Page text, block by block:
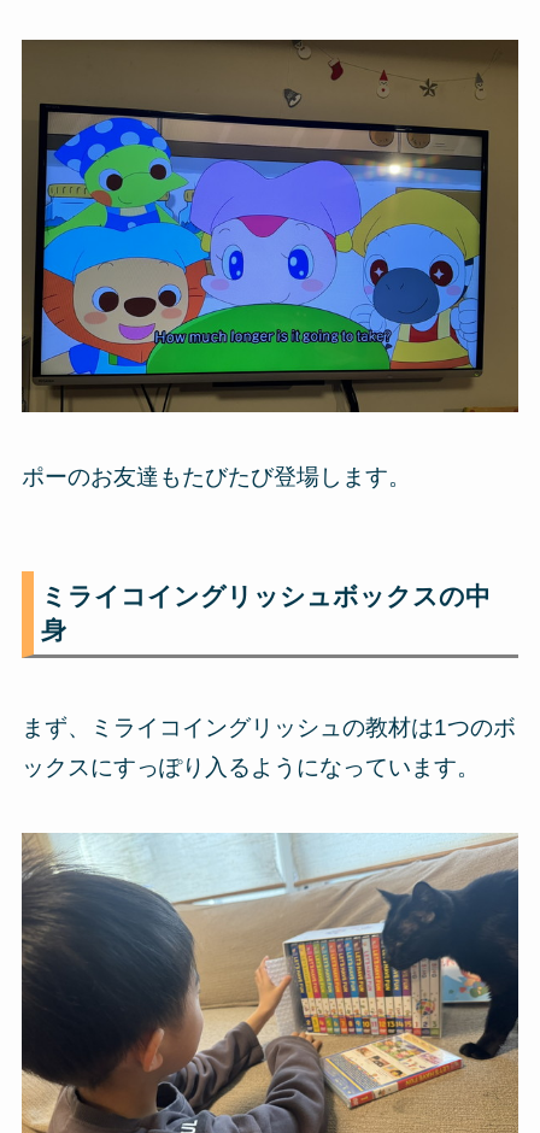
ポーのお友達もたびたび登場します。
ミライコイングリッシュボックスの中
身
まず、ミライコイングリッシュの教材は1つのボ
ックスにすっぽり入るようになっています。